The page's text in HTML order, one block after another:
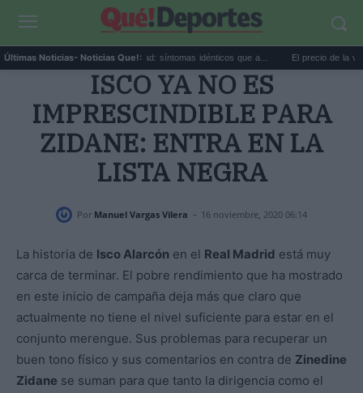
Últimas Noticias- Noticias Que!:
Calor extremo y ansiedad: síntomas idénticos que a... El precio de la
ISCO YA NO ES
IMPRESCINDIBLE PARA
ZIDANE: ENTRA EN LA
LISTA NEGRA
Por Manuel Vargas Vilera - 16 noviembre, 2020 06:14
La historia de Isco Alarcón en el Real Madrid está muy
carca de terminar. El pobre rendimiento que ha mostrado
en este inicio de campaña deja más que claro que
actualmente no tiene el nivel suficiente para estar en el
conjunto merengue. Sus problemas para recuperar un
buen tono físico y sus comentarios en contra de Zinedine
Zidane se suman para que tanto la dirigencia como el